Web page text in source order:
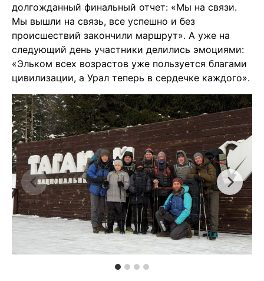
долгожданный финальный отчет: «Мы на связи.
Мы вышли на связь, все успешно и без
происшествий закончили маршрут». А уже на
следующий день участники делились эмоциями:
«Эльком всех возрастов уже пользуется благами
цивилизации, а Урал теперь в сердечке каждого».